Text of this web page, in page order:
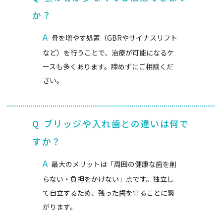
か？
A 骨を増やす処置（GBRやサイナスリフト
など）を行うことで、治療が可能になるケ
ースも多くあります。諦めずにご相談くだ
さい。
Q ブリッジや入れ歯との違いは何で
すか？
A 最大のメリットは「周囲の健康な歯を削
らない・負担をかけない」点です。独立し
て自立するため、残った歯を守ることに繋
がります。